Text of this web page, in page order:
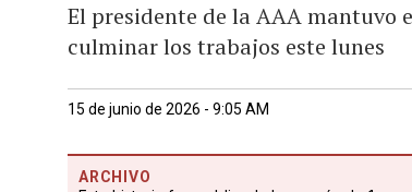
El presidente de la AAA mantuvo
culminar los trabajos este lunes
15 de junio de 2026 - 9:05 AM
ARCHIVO